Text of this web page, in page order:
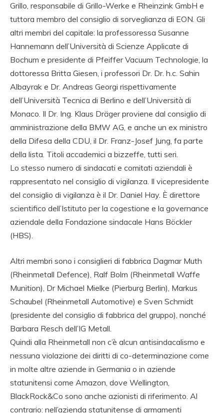
Grillo, responsabile di Grillo-Werke e Rheinzink GmbH e
tuttora membro del consiglio di sorveglianza di EON. Gli
altri membri del capitale: la professoressa Susanne
Hannemann dell’Università di Scienze Applicate di
Bochum e presidente di Pfeiffer Vacuum Technologie, la
dottoressa Britta Giesen, i professori Dr. Dr. h.c. Sahin
Albayrak e Dr. Andreas Georgi rispettivamente
dell’Università Tecnica di Berlino e dell’Università di
Monaco. Il Dr. Ing. Klaus Dräger proviene dal consiglio di
amministrazione della BMW AG, e anche un ex ministro
della Difesa della CDU, il Dr. Franz-Josef Jung, fa parte
della lista. Titoli accademici a bizzeffe, tutti seri.
Lo stesso numero di sindacati e comitati aziendali è
rappresentato nel consiglio di vigilanza. Il vicepresidente
del consiglio di vigilanza è il Dr. Daniel Hay. È direttore
scientifico dell’Istituto per la cogestione e la governance
aziendale della Fondazione sindacale Hans Böckler
(HBS).
Altri membri sono i consiglieri di fabbrica Dagmar Muth
(Rheinmetall Defence), Ralf Bolm (Rheinmetall Waffe
Munition), Dr Michael Mielke (Pierburg Berlin), Markus
Schaubel (Rheinmetall Automotive) e Sven Schmidt
(presidente del consiglio di fabbrica del gruppo), nonché
Barbara Resch dell’IG Metall.
Quindi alla Rheinmetall non c’è alcun antisindacalismo e
nessuna violazione dei diritti di co-determinazione come
in molte altre aziende in Germania o in aziende
statunitensi come Amazon, dove Wellington,
BlackRock&Co sono anche azionisti di riferimento. Al
contrario: nell’azienda statunitense di armamenti